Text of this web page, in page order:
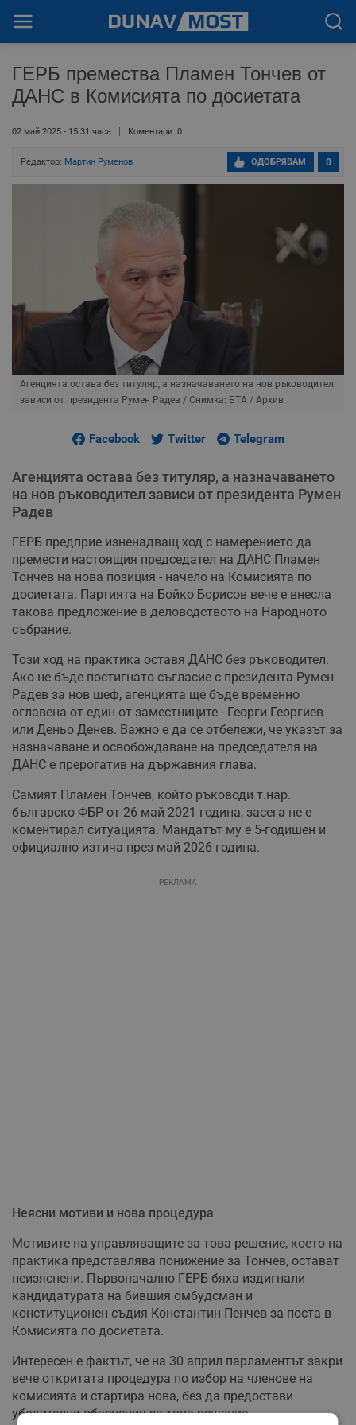
ГЕРБ премества Пламен Тончев от
ДАНС в Комисията по досиетата
02 май 2025 - 15:31 часа Коментари: 0
Редактор: Мартин Руменов 0
ОДОБРЯВАМ
Агенцията остава без титуляр, а назначаването на нов ръководител
зависи от президента Румен Радев / Снимка: БТА / Архив
Facebook Twitter Telegram
Агенцията остава без титуляр, а назначаването
на нов ръководител зависи от президента Румен
Радев
ГЕРБ предприе изненадващ ход с намерението да
премести настоящия председател на ДАНС Пламен
Тончев на нова позиция - начело на Комисията по
досиетата. Партията на Бойко Борисов вече е внесла
такова предложение в деловодството на Народното
събрание.
Този ход на практика оставя ДАНС без ръководител.
Ако не бъде постигнато съгласие с президента Румен
Радев за нов шеф, агенцията ще бъде временно
оглавена от един от заместниците - Георги Георгиев
или Деньо Денев. Важно е да се отбележи, че указът за
назначаване и освобождаване на председателя на
ДАНС е прерогатив на държавния глава.
Самият Пламен Тончев, който ръководи т.нар.
българско ФБР от 26 май 2021 година, засега не е
коментирал ситуацията. Мандатът му е 5-годишен и
официално изтича през май 2026 година.
РЕКЛАМА
Неясни мотиви и нова процедура
Мотивите на управляващите за това решение, което на
практика представлява понижение за Тончев, остават
неизяснени. Първоначално ГЕРБ бяха издигнали
кандидатурата на бившия омбудсман и
конституционен съдия Константин Пенчев за поста в
Комисията по досиетата.
Интересен е фактът, че на 30 април парламентът закри
вече откритата процедура по избор на членове на
комисията и стартира нова, без да предостави
убедителни обяснения за това решение.